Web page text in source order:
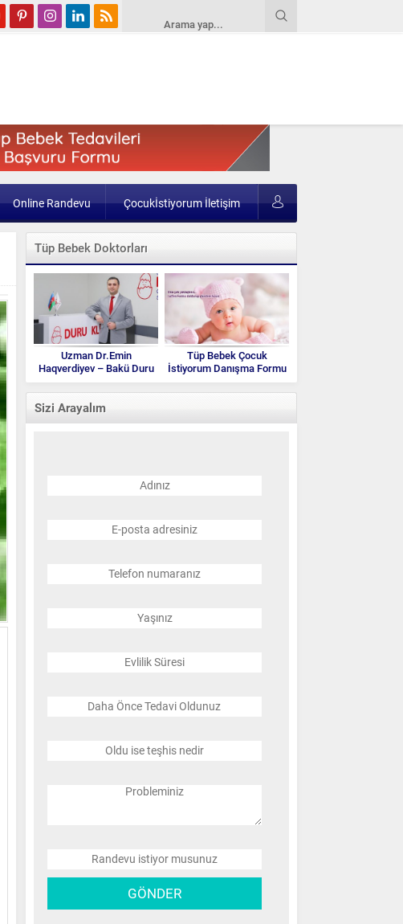
Online Randevu Çocukİstiyorum İletişim
Tüp Bebek Doktorları
Uzman Dr.Emin
Haqverdiyev – Bakü Duru
Klinik
Tüp Bebek Çocuk
İstiyorum Danışma Formu
Sizi Arayalım